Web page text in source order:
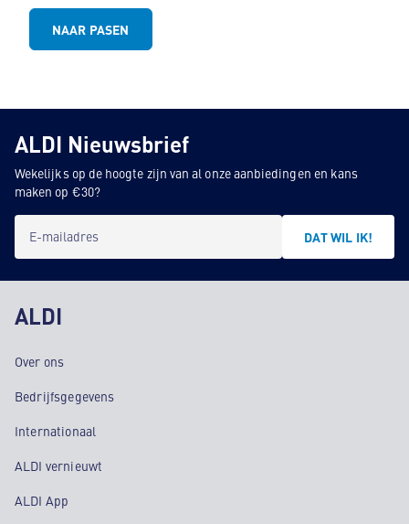
NAAR PASEN
ALDI Nieuwsbrief
Wekelijks op de hoogte zijn van al onze aanbiedingen en kans
maken op €30?
E-mailadres DAT WIL IK!
ALDI
Over ons
Bedrijfsgegevens
Internationaal
ALDI vernieuwt
ALDI App